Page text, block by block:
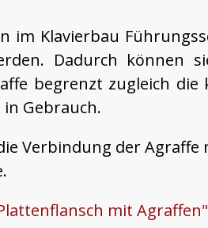
im Klavierbau
Dadurch können
begrenzt zugleich
Gebrauch.
Verbindung der
mit Agraffen"